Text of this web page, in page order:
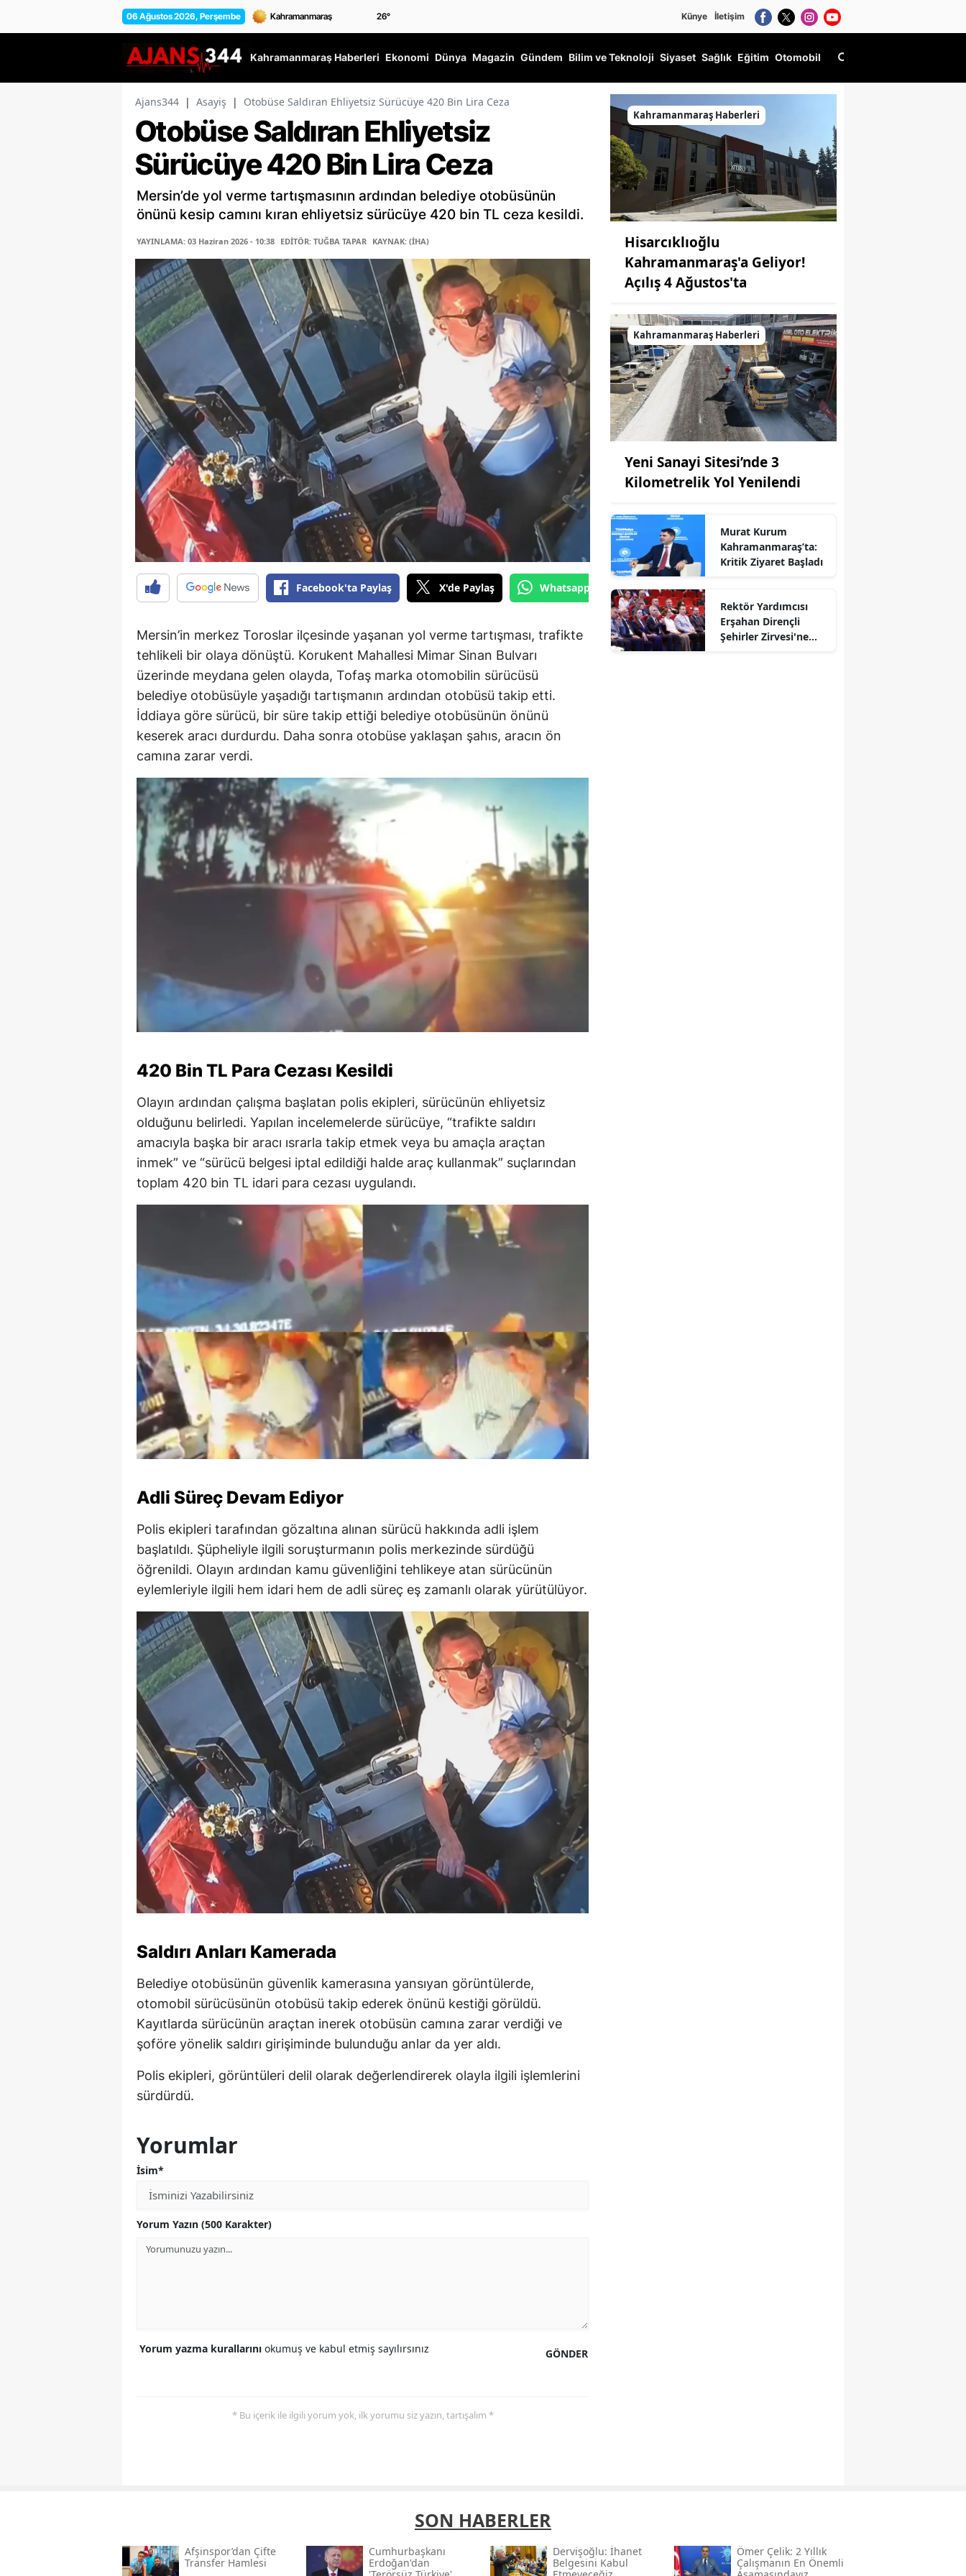
06 Ağustos 2026, Perşembe 26° Künye İletişim
Kahramanmaraş Haberleri Ekonomi Dünya Magazin Gündem Bilim ve Teknoloji Siyaset Sağlık Eğitim Otomobil
Ajans344 | Asayiş | Otobüse Saldıran Ehliyetsiz Sürücüye 420 Bin Lira Ceza
Otobüse Saldıran Ehliyetsiz
Sürücüye 420 Bin Lira Ceza
Mersin’de yol verme tartışmasının ardından belediye otobüsünün
önünü kesip camını kıran ehliyetsiz sürücüye 420 bin TL ceza kesildi.
YAYINLAMA: 03 Haziran 2026 - 10:38 EDİTÖR: TUĞBA TAPAR KAYNAK: (İHA)
Facebook'ta Paylaş X'de Paylaş Whatsapp'tan Gönder
Mersin’in merkez Toroslar ilçesinde yaşanan yol verme tartışması, trafikte
tehlikeli bir olaya dönüştü. Korukent Mahallesi Mimar Sinan Bulvarı
üzerinde meydana gelen olayda, Tofaş marka otomobilin sürücüsü
belediye otobüsüyle yaşadığı tartışmanın ardından otobüsü takip etti.
İddiaya göre sürücü, bir süre takip ettiği belediye otobüsünün önünü
keserek aracı durdurdu. Daha sonra otobüse yaklaşan şahıs, aracın ön
camına zarar verdi.
420 Bin TL Para Cezası Kesildi
Olayın ardından çalışma başlatan polis ekipleri, sürücünün ehliyetsiz
olduğunu belirledi. Yapılan incelemelerde sürücüye, “trafikte saldırı
amacıyla başka bir aracı ısrarla takip etmek veya bu amaçla araçtan
inmek” ve “sürücü belgesi iptal edildiği halde araç kullanmak” suçlarından
toplam 420 bin TL idari para cezası uygulandı.
Adli Süreç Devam Ediyor
Polis ekipleri tarafından gözaltına alınan sürücü hakkında adli işlem
başlatıldı. Şüpheliyle ilgili soruşturmanın polis merkezinde sürdüğü
öğrenildi. Olayın ardından kamu güvenliğini tehlikeye atan sürücünün
eylemleriyle ilgili hem idari hem de adli süreç eş zamanlı olarak yürütülüyor.
Saldırı Anları Kamerada
Belediye otobüsünün güvenlik kamerasına yansıyan görüntülerde,
otomobil sürücüsünün otobüsü takip ederek önünü kestiği görüldü.
Kayıtlarda sürücünün araçtan inerek otobüsün camına zarar verdiği ve
şoföre yönelik saldırı girişiminde bulunduğu anlar da yer aldı.
Polis ekipleri, görüntüleri delil olarak değerlendirerek olayla ilgili işlemlerini
sürdürdü.
Yorumlar
İsim*
Yorum Yazın (500 Karakter)
GÖNDER
Yorum yazma kurallarını okumuş ve kabul etmiş sayılırsınız
* Bu içerik ile ilgili yorum yok, ilk yorumu siz yazın, tartışalım *
Kahramanmaraş Haberleri
Hisarcıklıoğlu
Kahramanmaraş'a Geliyor!
Açılış 4 Ağustos'ta
Kahramanmaraş Haberleri
Yeni Sanayi Sitesi’nde 3
Kilometrelik Yol Yenilendi
Murat Kurum
Kahramanmaraş’ta:
Kritik Ziyaret Başladı
Rektör Yardımcısı
Erşahan Dirençli
Şehirler Zirvesi'ne
SON HABERLER
Afşinspor’dan Çifte
Transfer Hamlesi
Cumhurbaşkanı
Erdoğan'dan
Dervişoğlu: İhanet
Belgesini Kabul
Ömer Çelik: 2 Yıllık
Çalışmanın En Önemli